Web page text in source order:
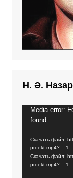
Н. Ә.
Видеоплеер
Media error:
found
Скачать файл:
proekt.mp4?_=1
Скачать файл:
proekt.mp4?_=1